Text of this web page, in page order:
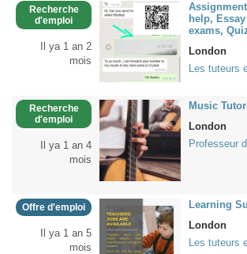
Recherche
d'emploi
Il ya 1 an 2
mois
help,
exams,
London
Les tuteurs
Recherche
d'emploi
Il ya 1 an 4
mois
Music
London
Professeur
Offre d'emploi
Il ya 1 an 5
mois
Learning
London
Les tuteurs